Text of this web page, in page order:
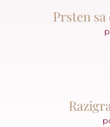
Prsten